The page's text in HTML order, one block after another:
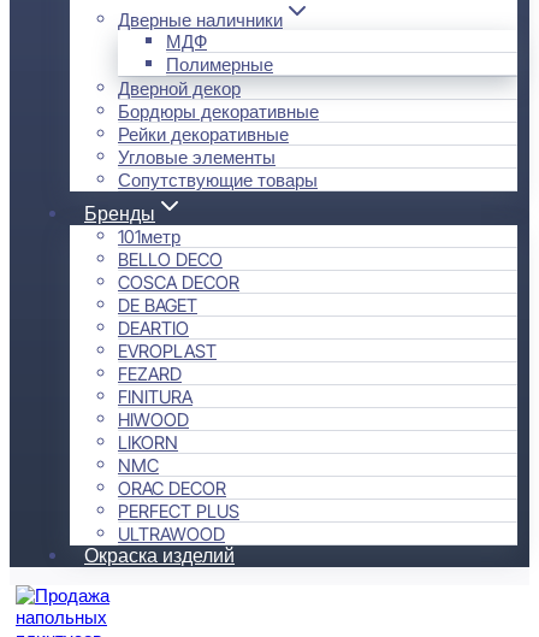
Дверные наличники
МДФ
Полимерные
Дверной декор
Бордюры декоративные
Рейки декоративные
Угловые элементы
Сопутствующие товары
Бренды
101метр
BELLO DECO
COSCA DECOR
DE BAGET
DEARTIO
EVROPLAST
FEZARD
FINITURA
HIWOOD
LIKORN
NMC
ORAC DECOR
PERFECT PLUS
ULTRAWOOD
Окраска изделий